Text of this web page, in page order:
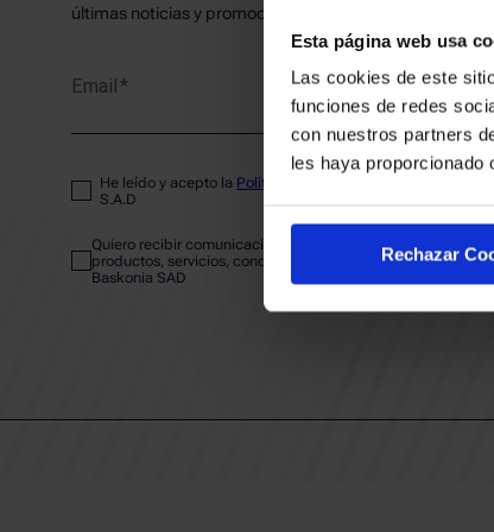
Esta página web usa
Las cookies de este
funciones de redes
con nuestros partners
les haya proporcionado
Rechazar
CLUB
últimas noticias y promociones del club.
Email
He leído y acepto la Política de privacidad
S.A.D
Quiero recibir comunicaciones electrónicas sobre las
productos, servicios, concursos, ofertas y/o promociones del
Baskonia SAD